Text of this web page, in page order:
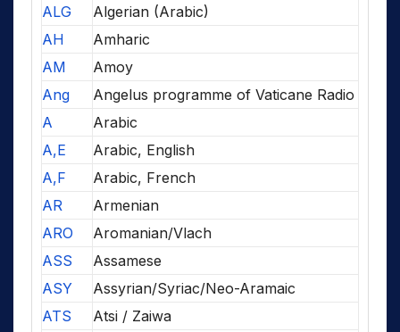
ALG
Algerian (Arabic)
AH
Amharic
AM
Amoy
Ang
Angelus programme of Vaticane Radio
A
Arabic
A,E
Arabic, English
A,F
Arabic, French
AR
Armenian
ARO
Aromanian/Vlach
ASS
Assamese
ASY
Assyrian/Syriac/Neo-Aramaic
ATS
Atsi / Zaiwa